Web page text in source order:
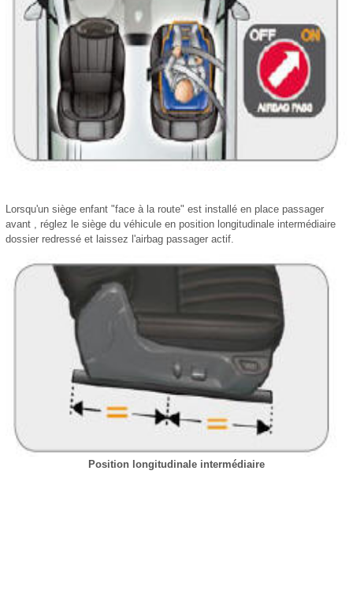
Lorsqu'un siège enfant "face à la route" est installé en place passager
avant , réglez le siège du véhicule en position longitudinale intermédiaire
dossier redressé et laissez l'airbag passager actif.
Position longitudinale intermédiaire